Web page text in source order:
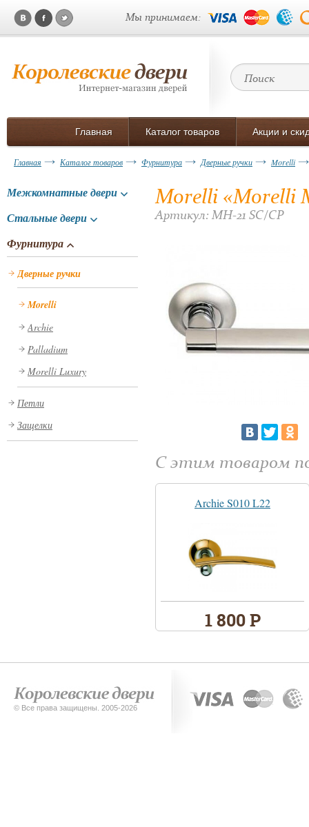
Мы принимаем:
Главная Каталог товаров Акции и
Главная Каталог товаров Фурнитура Дверные ручки Morelli
Межкомнатные двери
Стальные двери
Фурнитура
Дверные ручки
Morelli
Archie
Palladium
Morelli Luxury
Петли
Защелки
Morelli «Morelli
Артикул: MH-21 SC/CP
С этим товаром
Archie S010 L22
1 800 Р
© Все права защищены. 2005-2026